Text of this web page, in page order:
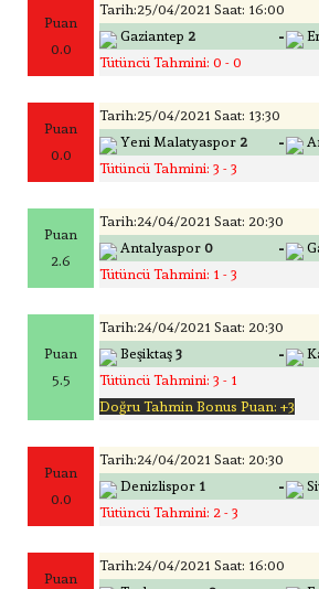
Puan
0.0
Tarih:25/04/2021 Saat: 16:00
Gaziantep 2 -
Tütüncü Tahmini: 0 - 0
Puan
0.0
Tarih:25/04/2021 Saat: 13:30
Yeni Malatyaspor 2 -
Tütüncü Tahmini: 3 - 3
Puan
2.6
Tarih:24/04/2021 Saat: 20:30
Antalyaspor 0 -
Tütüncü Tahmini: 1 - 3
Puan
5.5
Tarih:24/04/2021 Saat: 20:30
Beşiktaş 3 -
Tütüncü Tahmini: 3 - 1
Doğru Tahmin Bonus Puan: +3
Puan
0.0
Tarih:24/04/2021 Saat: 20:30
Denizlispor 1 -
Tütüncü Tahmini: 2 - 3
Puan
Tarih:24/04/2021 Saat: 16:00